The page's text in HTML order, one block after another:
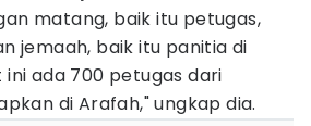
matang, baik itu petugas,
jemaah, baik itu panitia di
ini ada 700 petugas dari
di Arafah," ungkap dia.